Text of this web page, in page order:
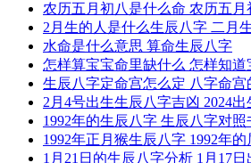
农历五月初八是什么命 农历五月
2月生的人是什么生辰八字 二月
水命是什么意思 算命生辰八字
怎样算宝宝命里缺什么 怎样知
生辰八字定命宫怎么定 八字命宫
2月4号出生生辰八字吉凶 2024
1992年的生辰八字 生辰八字对照
1992年正月猴生辰八字 1992年
1月21日的生辰八字分析 1月17